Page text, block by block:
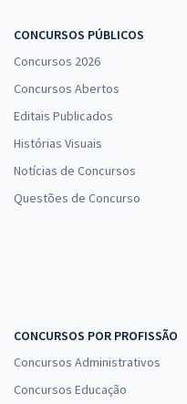
CONCURSOS PÚBLICOS
Concursos 2026
Concursos Abertos
Editais Publicados
Histórias Visuais
Notícias de Concursos
Questões de Concurso
CONCURSOS POR PROFISSÃO
Concursos Administrativos
Concursos Educação